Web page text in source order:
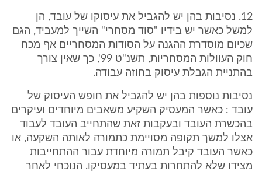
12. נסיבות בהן יש להגביל את עיסוקו של עובד, הן
למשל כאשר יש בידיו "סוד מסחרי" השייך למעביד, הגם
שכיום מוסדרת ההגנה על הסודות המסחריים אף מכח
חוק העוולות המסחריות, תשנ"ט 99', כך שאין צורך
בהתניית הגבלת עיסוק בחוזה עבודה.
נסיבות נוספות בהן יש להגביל את חופש העיסוק של
עובד : כאשר המעסיק השקיע משאבים מיוחדים ועיקרים
בהכשרת העובד ובעקבות זאת שהתחייב העובד לעבוד
אצלו למשך תקופה מסויימת כתמורה לאותה השקעה, או
כאשר העובד קיבל תמורה מיוחדת עבור ההתחייבות
מצידו שלא להתחרות בעתיד במעסיקו. הנוכחי לאחר